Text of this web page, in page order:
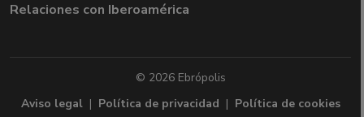
Relaciones con Iberoamérica
© 2026 Ebrópolis
Aviso legal| Política de privacidad | Política de cookies